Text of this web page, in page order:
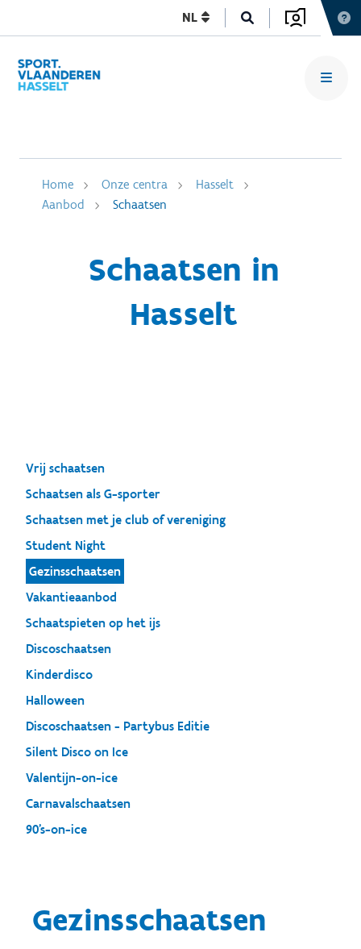
NL
Home Onze centra
Hasselt
Aanbod
Schaatsen
Schaatsen in
Hasselt
Vrij schaatsen
Schaatsen als G-sporter
Schaatsen met je club of vereniging
Student Night
Gezinsschaatsen
Vakantieaanbod
Schaatspieten op het ijs
Discoschaatsen
Kinderdisco
Halloween
Discoschaatsen - Partybus Editie
Silent Disco on Ice
Valentijn-on-ice
Carnavalschaatsen
90's-on-ice
Gezinsschaatsen